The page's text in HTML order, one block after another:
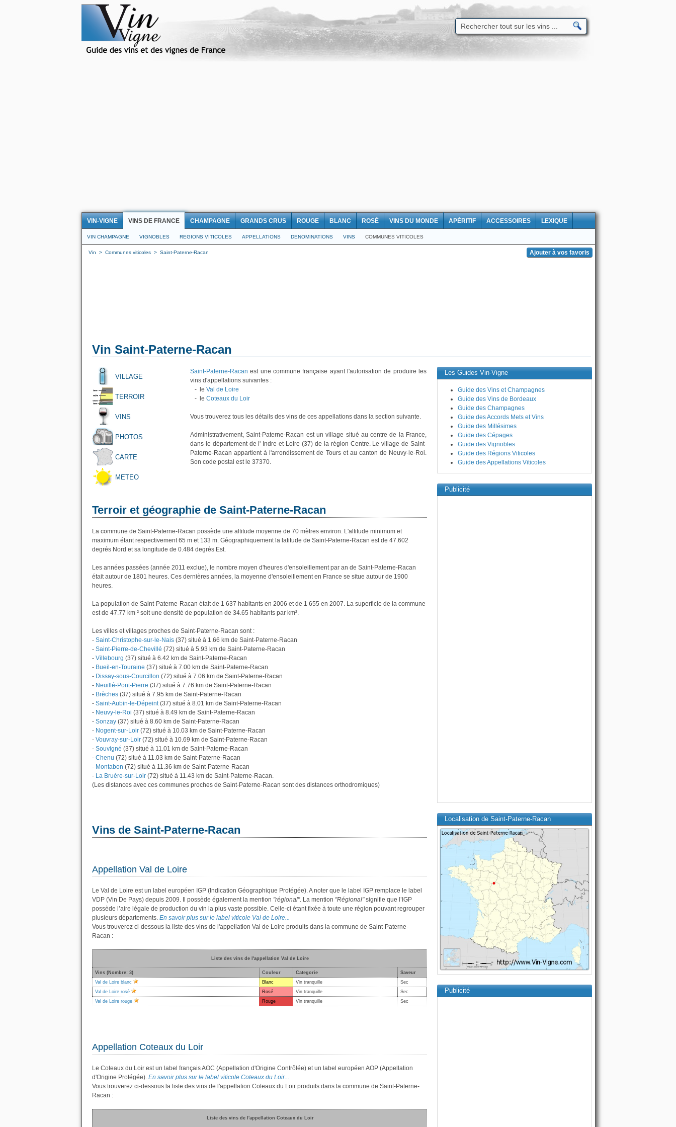
VIN-VIGNE VINS DE FRANCE CHAMPAGNE GRANDS CRUS ROUGE BLANC ROSÉ VINS DU MONDE APÉRITIF ACCESSOIRES LEXIQUE
VIN CHAMPAGNE VIGNOBLES REGIONS VITICOLES APPELLATIONS DENOMINATIONS VINS COMMUNES VITICOLES
Vin > Communes viticoles > Saint-Paterne-Racan
Vin Saint-Paterne-Racan
VILLAGE
TERROIR
VINS
PHOTOS
CARTE
METEO
Saint-Paterne-Racan est une commune française ayant l'autorisation de produire les
vins d'appellations suivantes :
- le Val de Loire
- le Coteaux du Loir
Vous trouverez tous les détails des vins de ces appellations dans la section suivante.
Administrativement, Saint-Paterne-Racan est un village situé au centre de la France,
dans le département de l' Indre-et-Loire (37) de la région Centre. Le village de Saint-
Paterne-Racan appartient à l'arrondissement de Tours et au canton de Neuvy-le-Roi.
Son code postal est le 37370.
Terroir et géographie de Saint-Paterne-Racan
La commune de Saint-Paterne-Racan possède une altitude moyenne de 70 mètres environ. L'altitude minimum et
maximum étant respectivement 65 m et 133 m. Géographiquement la latitude de Saint-Paterne-Racan est de 47.602
degrés Nord et sa longitude de 0.484 degrés Est.
Les années passées (année 2011 exclue), le nombre moyen d'heures d'ensoleillement par an de Saint-Paterne-Racan
était autour de 1801 heures. Ces dernières années, la moyenne d'ensoleillement en France se situe autour de 1900
heures.
La population de Saint-Paterne-Racan était de 1 637 habitants en 2006 et de 1 655 en 2007. La superficie de la commune
est de 47.77 km ² soit une densité de population de 34.65 habitants par km².
Les villes et villages proches de Saint-Paterne-Racan sont :
- Saint-Christophe-sur-le-Nais (37) situé à 1.66 km de Saint-Paterne-Racan
- Saint-Pierre-de-Chevillé (72) situé à 5.93 km de Saint-Paterne-Racan
- Villebourg (37) situé à 6.42 km de Saint-Paterne-Racan
- Bueil-en-Touraine (37) situé à 7.00 km de Saint-Paterne-Racan
- Dissay-sous-Courcillon (72) situé à 7.06 km de Saint-Paterne-Racan
- Neuillé-Pont-Pierre (37) situé à 7.76 km de Saint-Paterne-Racan
- Brèches (37) situé à 7.95 km de Saint-Paterne-Racan
- Saint-Aubin-le-Dépeint(37) situé à 8.01 km de Saint-Paterne-Racan
- Neuvy-le-Roi (37) situé à 8.49 km de Saint-Paterne-Racan
- Sonzay (37) situé à 8.60 km de Saint-Paterne-Racan
- Nogent-sur-Loir (72) situé à 10.03 km de Saint-Paterne-Racan
- Vouvray-sur-Loir (72) situé à 10.69 km de Saint-Paterne-Racan
- Souvigné (37) situé à 11.01 km de Saint-Paterne-Racan
- Chenu (72) situé à 11.03 km de Saint-Paterne-Racan
- Montabon (72) situé à 11.36 km de Saint-Paterne-Racan
- La Bruère-sur-Loir (72) situé à 11.43 km de Saint-Paterne-Racan.
(Les distances avec ces communes proches de Saint-Paterne-Racan sont des distances orthodromiques)
Vins de Saint-Paterne-Racan
Appellation Val de Loire
Le Val de Loire est un label européen IGP (Indication Géographique Protégée). A noter que le label IGP remplace le label
VDP (Vin De Pays) depuis 2009. Il possède également la mention "régional". La mention "Régional"signifie que l’IGP
possède l’aire légale de production du vin la plus vaste possible. Celle-ci étant fixée à toute une région pouvant regrouper
plusieurs départements. En savoir plus sur le label viticole Val de Loire...
Vous trouverez ci-dessous la liste des vins de l'appellation Val de Loire produits dans la commune de Saint-Paterne-
Racan :
Liste des vins de l'appellation Val de Loire
Vins (Nombre: 3) Couleur Categorie
Saveur
Val de Loire blanc
Blanc Vin tranquille
Sec
Val de Loire rosé
Rosé Vin tranquille
Sec
Val de Loire rouge
Rouge Vin tranquille Sec
Appellation Coteaux du Loir
Le Coteaux du Loir est un label français AOC (Appellation d'Origine Contrôlée) et un label européen AOP (Appellation
d'Origine Protégée). En savoir plus sur le label viticole Coteaux du Loir...
Vous trouverez ci-dessous la liste des vins de l'appellation Coteaux du Loir produits dans la commune de Saint-Paterne-
Racan :
Liste des vins de l'appellation Coteaux du Loir
Les Guides Vin-Vigne
Guide des Vins et Champagnes
Guide des Vins de Bordeaux
Guide des Champagnes
Guide des Accords Mets et Vins
Guide des Millésimes
Guide des Cépages
Guide des Vignobles
Guide des Régions Viticoles
Guide des Appellations Viticoles
Publicité
Localisation de Saint-Paterne-Racan
Publicité